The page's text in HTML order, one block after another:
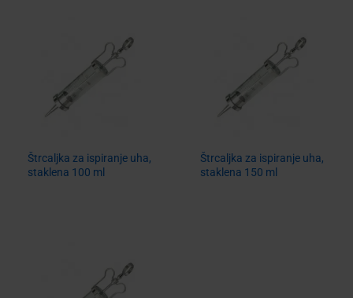
Štrcaljka za ispiranje uha,
staklena 100 ml
Štrcaljka za ispiranje uha,
staklena 150 ml